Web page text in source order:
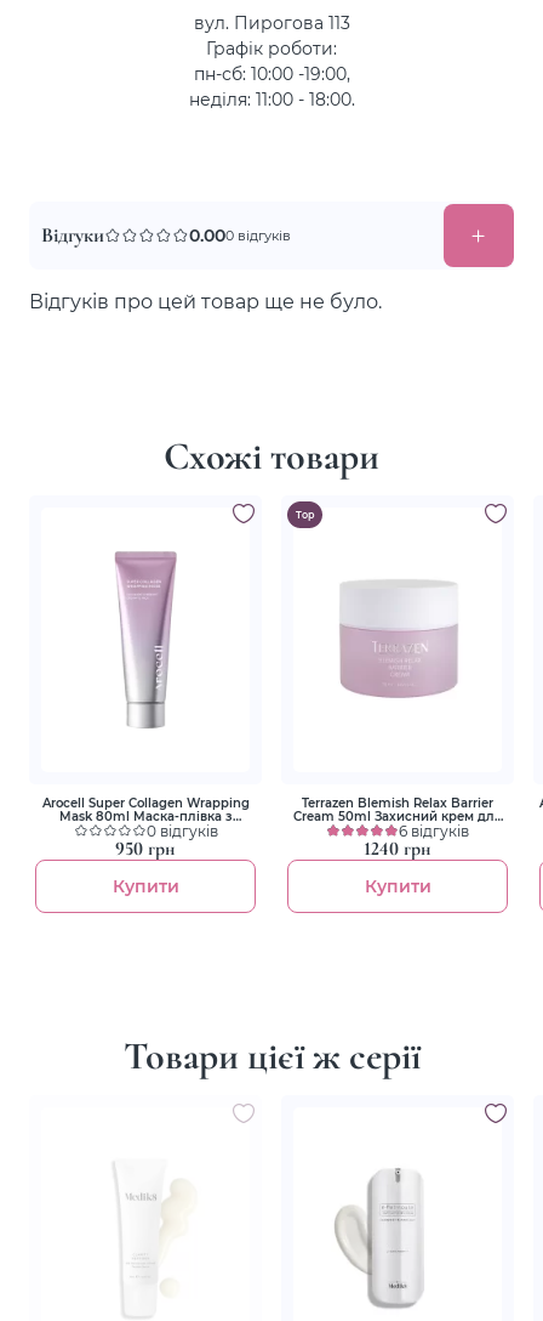
вул. Пирогова 113
Графік роботи:
пн-сб: 10:00 -19:00,
неділя: 11:00 - 18:00.
Відгуки 0.000 відгуків
Відгуків про цей товар ще не було.
Схожі товари
Arocell Super Collagen Wrapping
Mask 80ml Маска-плівка з
колагеном для зволоження та
ліфтингу
0 відгуків
950 грн
Купити
Top
Terrazen Blemish Relax Barrier
Cream 50ml Захисний крем для
чутливої шкіри обличчя
6 відгуків
1240 грн
Купити
Товари цієї ж серії